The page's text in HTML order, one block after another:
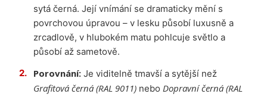
sytá černá. Její vnímání se dramaticky mění s
povrchovou úpravou – v lesku působí luxusně a
zrcadlově, v hlubokém matu pohlcuje světlo a
působí až sametově.
Porovnání: Je viditelně tmavší a sytější než
Grafitová černá (RAL 9011) nebo Dopravní černá (RAL